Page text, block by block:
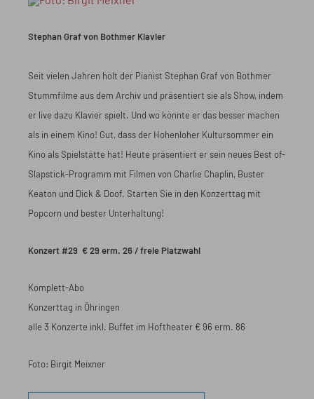
Stephan Graf von Bothmer Klavier
Seit vielen Jahren holt der Pianist Stephan Graf von Bothmer
Stummfilme aus dem Archiv und präsentiert sie als Show, indem
er live dazu Klavier spielt. Und wo könnte er das besser machen
als in einem Kino! Gut, dass der Hohenloher Kultursommer ein
Kino als Spielstätte hat! Heute präsentiert er sein neues Best of-
Slapstick-Programm mit Filmen von Charlie Chaplin, Buster
Keaton und Dick & Doof. Starten Sie in den Konzerttag mit
Popcorn und bester Unterhaltung!
Konzert #29 € 29 erm. 26 / freie Platzwahl
Komplett-Abo
Konzerttag in Öhringen
alle 3 Konzerte inkl. Buffet im Hoftheater € 96 erm. 86
Foto: Birgit Meixner